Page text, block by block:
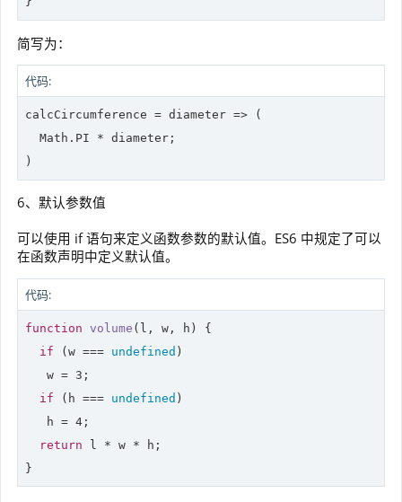
简写为：
代码:
calcCircumference = diameter => (
Math .PI * diameter;
6、默认参数值
可以使用 if 语句来定义函数参数的默认值。ES6 中规定了可以
在函数声明中定义默认值。
代码:
function volume ( l, w, h ) {
if (w === undefined )
   w =
3 ;
if (h === undefined )
   h =
4 ;
return l * w * h;